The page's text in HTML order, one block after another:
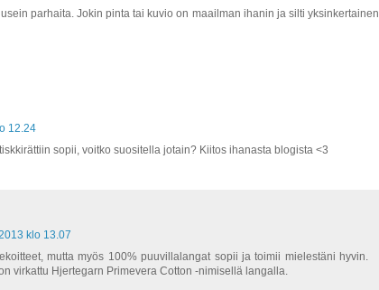
parhaita. Jokin pinta tai kuvio on maailman ihanin ja silti yksinkertainen
12.24
sopii, voitko suositella jotain? Kiitos ihanasta blogista <3
klo 13.07
mutta myös 100% puuvillalangat sopii ja toimii mielestäni hyvin.
virkattu Hjertegarn Primevera Cotton -nimisellä langalla.